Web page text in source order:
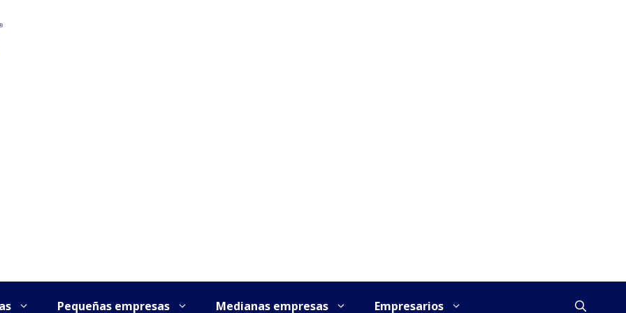
Pequeñas empresas Medianas empresas Empresarios